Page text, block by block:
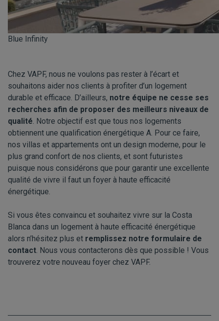
Blue Infinity
Chez VAPF, nous ne voulons pas rester à l’écart et
souhaitons aider nos clients à profiter d’un logement
durable et efficace. D’ailleurs, notre équipe ne cesse ses
recherches afin de proposer des meilleurs niveaux de
qualité. Notre objectif est que tous nos logements
obtiennent une qualification énergétique A. Pour ce faire,
nos villas et appartements ont un design moderne, pour le
plus grand confort de nos clients, et sont futuristes
puisque nous considérons que pour garantir une excellente
qualité de vivre il faut un foyer à haute efficacité
énergétique.
Si vous êtes convaincu et souhaitez vivre sur la Costa
Blanca dans un logement à haute efficacité énergétique
alors n’hésitez plus et remplissez notre formulaire de
contact. Nous vous contacterons dès que possible ! Vous
trouverez votre nouveau foyer chez VAPF.